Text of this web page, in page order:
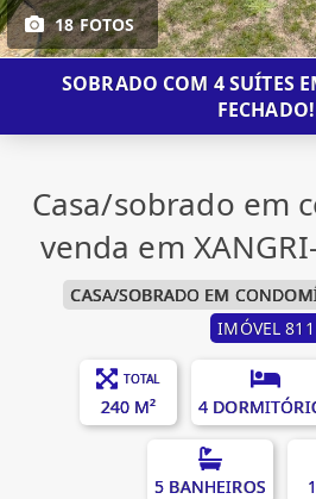
18 FOTOS
SOBRADO COM 4 SUÍTES
FECHADO!
Casa/sobrado em
venda em
CASA/SOBRADO EM
IMÓVEL 811
TOTAL
240 M² 4
5 BANHEIROS